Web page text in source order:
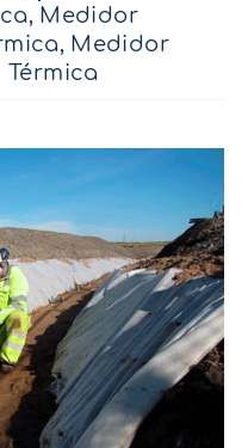
, Medidor
, Medidor
Térmica